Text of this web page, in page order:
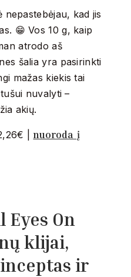
nepastebėjau, kad jis
😁 Vos 10 g, kaip
atrodo aš
šalia yra pasirinkti
mažas kiekis tai
nuvalyti –
akių.
|nuoroda į
Eyes On
klijai,
ir